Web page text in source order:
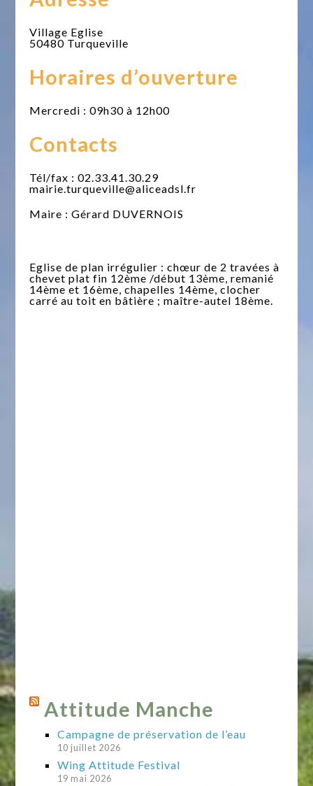
Village Eglise
50480 Turqueville
Horaires d’ouverture
Mercredi : 09h30 à 12h00
Contacts
Tél/fax : 02.33.41.30.29
mairie.turqueville@aliceadsl.fr
Maire : Gérard DUVERNOIS
Eglise de plan irrégulier : chœur de 2 travées à
chevet plat fin 12ème /début 13ème, remanié
14ème et 16ème, chapelles 14ème, clocher
carré au toit en bâtière ; maître-autel 18ème.
Attitude Manche
Campagne de préservation de l’eau
10 juillet 2026
Wing Attitude Festival
19 mai 2026